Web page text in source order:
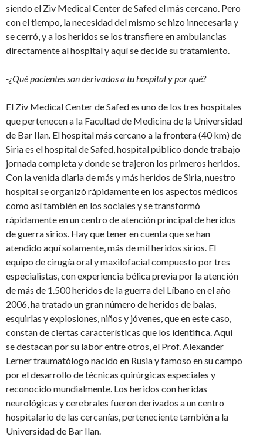
siendo el Ziv Medical Center de Safed el más cercano. Pero
con el tiempo, la necesidad del mismo se hizo innecesaria y
se cerró, y a los heridos se los transfiere en ambulancias
directamente al hospital y aquí se decide su tratamiento.
-¿Qué pacientes son derivados a tu hospital y por qué?
El Ziv Medical Center de Safed es uno de los tres hospitales
que pertenecen a la Facultad de Medicina de la Universidad
de Bar Ilan. El hospital más cercano a la frontera (40 km) de
Siria es el hospital de Safed, hospital público donde trabajo
jornada completa y donde se trajeron los primeros heridos.
Con la venida diaria de más y más heridos de Siria, nuestro
hospital se organizó rápidamente en los aspectos médicos
como así también en los sociales y se transformó
rápidamente en un centro de atención principal de heridos
de guerra sirios. Hay que tener en cuenta que se han
atendido aquí solamente, más de mil heridos sirios. El
equipo de cirugía oral y maxilofacial compuesto por tres
especialistas, con experiencia bélica previa por la atención
de más de 1.500 heridos de la guerra del Líbano en el año
2006, ha tratado un gran número de heridos de balas,
esquirlas y explosiones, niños y jóvenes, que en este caso,
constan de ciertas características que los identifica. Aquí
se destacan por su labor entre otros, el Prof. Alexander
Lerner traumatólogo nacido en Rusia y famoso en su campo
por el desarrollo de técnicas quirúrgicas especiales y
reconocido mundialmente. Los heridos con heridas
neurológicas y cerebrales fueron derivados a un centro
hospitalario de las cercanías, perteneciente también a la
Universidad de Bar Ilan.